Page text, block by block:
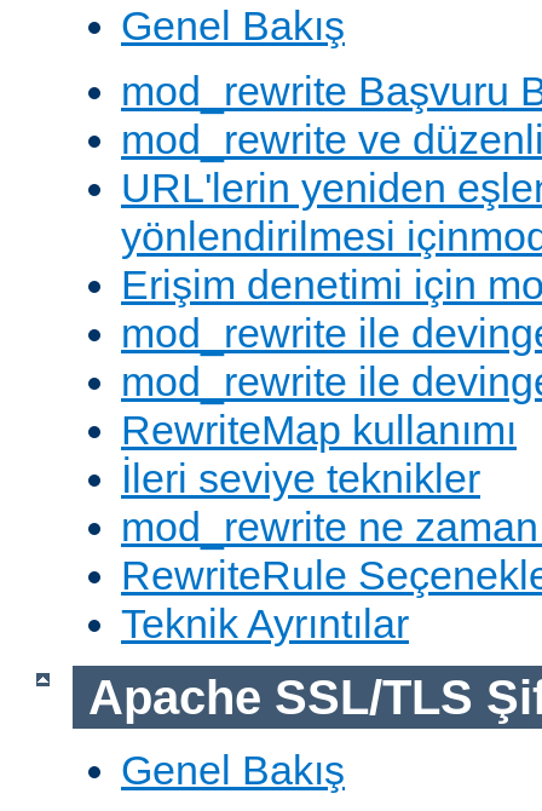
Genel Bakış
mod_rewrite Başvuru
mod_rewrite ve
URL'lerin yeniden
yönlendirilmesi
Erişim denetimi için
mod_rewrite ile
mod_rewrite ile
RewriteMap kullanımı
İleri seviye teknikler
mod_rewrite ne
RewriteRule
Teknik Ayrıntılar
Apache SSL/TLS
Genel Bakış